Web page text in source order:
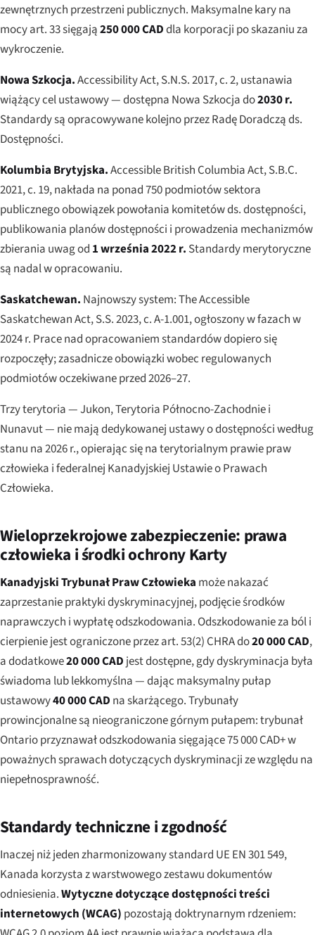
zewnętrznych przestrzeni publicznych. Maksymalne kary na
mocy art. 33 sięgają250 000 CADdla korporacji po skazaniu za
wykroczenie.
Nowa Szkocja.Accessibility Act, S.N.S. 2017, c. 2, ustanawia
wiążący cel ustawowy — dostępna Nowa Szkocja do2030 r.
Standardy są opracowywane kolejno przez Radę Doradczą ds.
Dostępności.
Kolumbia Brytyjska.Accessible British Columbia Act, S.B.C.
2021, c. 19, nakłada na ponad 750 podmiotów sektora
publicznego obowiązek powołania komitetów ds. dostępności,
publikowania planów dostępności i prowadzenia mechanizmów
zbierania uwag od 1 września 2022 r. Standardy merytoryczne
są nadal w opracowaniu.
Saskatchewan. Najnowszy system:The Accessible
Saskatchewan Act, S.S. 2023, c. A-1.001, ogłoszony w fazach w
2024 r. Prace nad opracowaniem standardów dopiero się
rozpoczęły; zasadnicze obowiązki wobec regulowanych
podmiotów oczekiwane przed 2026–27.
Trzy terytoria — Jukon, Terytoria Północno-Zachodnie i
Nunavut — nie mają dedykowanej ustawy o dostępności według
stanu na 2026 r., opierając się na terytorialnym prawie praw
człowieka i federalnej Kanadyjskiej Ustawie o Prawach
Człowieka.
Wieloprzekrojowe zabezpieczenie: prawa
człowieka i środki ochrony Karty
Kanadyjski Trybunał Praw Człowieka może nakazać
zaprzestanie praktyki dyskryminacyjnej, podjęcie środków
naprawczych i wypłatę odszkodowania. Odszkodowanie za ból i
cierpienie jest ograniczone przez art. 53(2) CHRA do20 000 CAD,
a dodatkowe20 000 CAD jest dostępne, gdy dyskryminacja była
świadoma lub lekkomyślna — dając maksymalny pułap
ustawowy40 000 CAD na skarżącego. Trybunały
prowincjonalne są nieograniczone górnym pułapem: trybunał
Ontario przyznawał odszkodowania sięgające 75 000 CAD+ w
poważnych sprawach dotyczących dyskryminacji ze względu na
niepełnosprawność.
Standardy techniczne i zgodność
Inaczej niż jeden zharmonizowany standard UE EN 301 549,
Kanada korzysta z warstwowego zestawu dokumentów
odniesienia.Wytyczne dotyczące dostępności treści
internetowych (WCAG) pozostają doktrynarnym rdzeniem: